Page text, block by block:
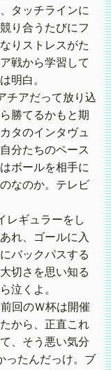
タッチラインに
り合うたびにフ
りストレスがた
戦から学習して
明白。
チアだって放り込
勝てるかもと期
タのインタヴュ
分たちのペース
ボールを相手に
なのか。テレビ
レギュラーをし
れ、ゴールに入
バックパスする
切さを思い知る
泣くよ。
回のＷ杯は開催
から、正直これ
、そう悪い気分
ったんだっけ。ブ